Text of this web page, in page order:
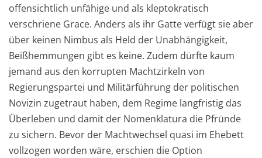
offensichtlich unfähige und als kleptokratisch
verschriene Grace. Anders als ihr Gatte verfügt sie aber
über keinen Nimbus als Held der Unabhängigkeit,
Beißhemmungen gibt es keine. Zudem dürfte kaum
jemand aus den korrupten Machtzirkeln von
Regierungspartei und Militärführung der politischen
Novizin zugetraut haben, dem Regime langfristig das
Überleben und damit der Nomenklatura die Pfründe
zu sichern. Bevor der Machtwechsel quasi im Ehebett
vollzogen worden wäre, erschien die Option